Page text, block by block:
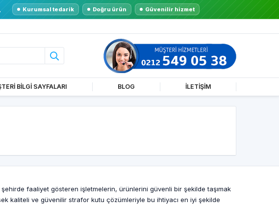
Kurumsal tedarik Doğru ürün Güvenilir hizmet
BİLGİ SAYFALARI BLOG İLETİŞİM
faaliyet gösteren işletmelerin, ürünlerini güvenli bir şekilde taşımak
kaliteli ve güvenilir strafor kutu çözümleriyle bu ihtiyacı en iyi şekilde